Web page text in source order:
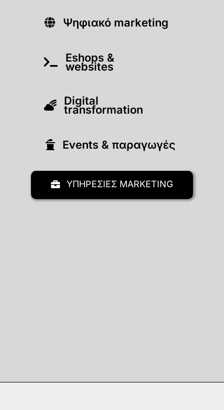
Ψηφιακό marketing
Eshops &
websites
Digital
transformation
Εvents & παραγωγές
ΥΠΗΡΕΣΙΕΣ MARKETING